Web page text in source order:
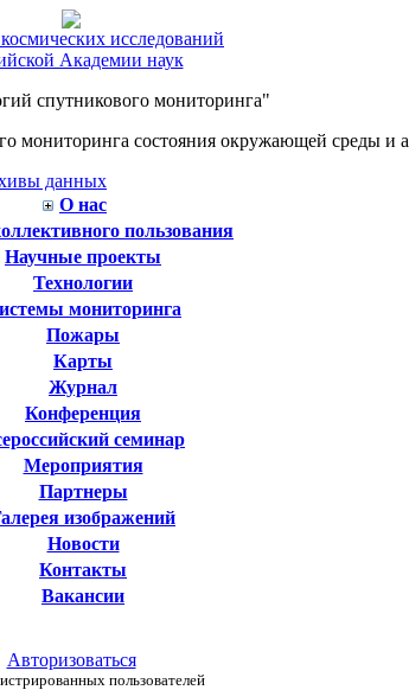
исследований
Академии наук
спутникового мониторинга"
мониторинга состояния окружающей среды и
данных
О нас
пользования
Научные проекты
Технологии
мониторинга
Пожары
Карты
Журнал
Конференция
семинар
Мероприятия
Партнеры
изображений
Новости
Контакты
Вакансии
Авторизоваться
пользователей